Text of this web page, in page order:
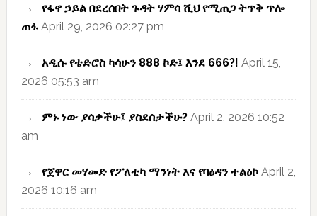
የፋኖ ኃይል በደረሰበት ጉዳት ሃምሳ ሺህ የሚጠጋ ትጥቅ ጥሎ
ጠፋ April 29, 2026 02:27 pm
አዲሱ የቴድሮስ ካሳሁን 888 ኮድ፤ እንደ 666?! April 15,
2026 05:53 am
ምኑ ነው ያሳቃችሁ፤ ያስደሰታችሁ? April 2, 2026 10:52
am
የጀዋር መሃመድ የፖለቲካ ማንነት እና የባዕዳን ተልዕኮ April 2,
2026 10:16 am